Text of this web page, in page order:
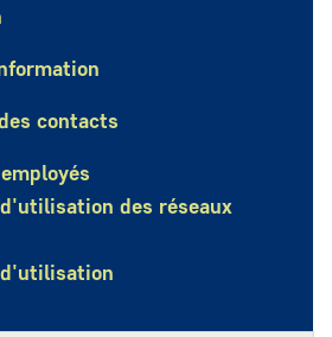
contacts
des réseaux